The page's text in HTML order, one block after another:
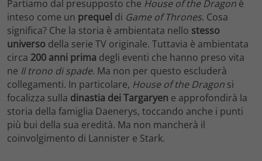
Partiamo dal presupposto che House of the Dragon è
inteso come un prequel di Game of Thrones. Cosa
significa? Che la storia è ambientata nello stesso
universo della serie TV originale. Tuttavia è ambientata
circa 200 anni prima degli eventi che hanno preso vita
ne Il trono di spade. Ma non per questo escluderà
collegamenti. In particolare, House of the Dragon si
focalizza sulla dinastia dei Targaryen e approfondirà la
storia della famiglia Daenerys, toccando anche i punti
più bui della sua eredità. Ma non mancherà il
coinvolgimento di Lannister e Stark.